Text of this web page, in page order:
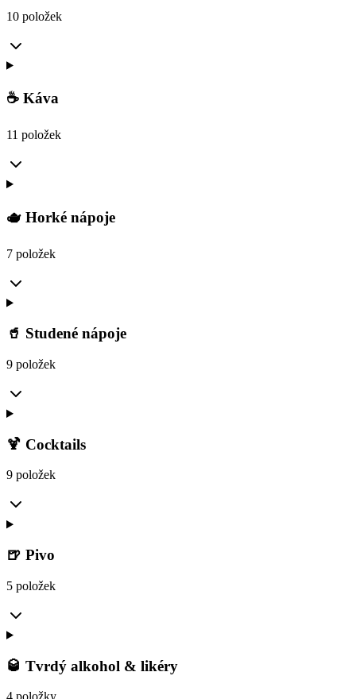
10 položek
☕ Káva
11 položek
🫖 Horké nápoje
7 položek
🥤 Studené nápoje
9 položek
🍹 Cocktails
9 položek
🍺 Pivo
5 položek
🥃 Tvrdý alkohol & likéry